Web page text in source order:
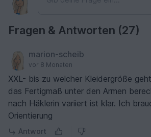
Fragen & Antworten (27)
marion-scheib
vor 8 Monaten
XXL- bis zu welcher Kleidergröße
das Fertigmaß unter den Armen
nach Häklerin variiert ist klar. Ich
Orientierung
Antwort